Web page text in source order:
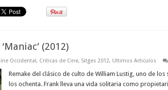
(2012)
Occidental, Criticas de Cine, Sitges 2012, Ultimos Articulos
Remake del clásico de culto de William Lustig, uno de
los ochenta. Frank lleva una vida solitaria como